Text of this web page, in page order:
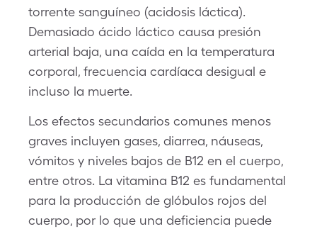
torrente sanguíneo (acidosis láctica).
Demasiado ácido láctico causa presión
arterial baja, una caída en la temperatura
corporal, frecuencia cardíaca desigual e
incluso la muerte.
Los efectos secundarios comunes menos
graves incluyen gases, diarrea, náuseas,
vómitos y niveles bajos de B12 en el cuerpo,
entre otros. La vitamina B12 es fundamental
para la producción de glóbulos rojos del
cuerpo, por lo que una deficiencia puede